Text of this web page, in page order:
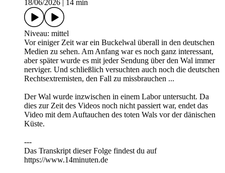
18/06/2026
14 min
Niveau: mittel
Vor einiger Zeit war ein Buckelwal überall in den deutschen
Medien zu sehen. Am Anfang war es noch ganz interessant,
aber später wurde es mit jeder Sendung über den Wal immer
nerviger. Und schließlich versuchten auch noch die deutschen
Rechtsextremisten, den Fall zu missbrauchen ...
Der Wal wurde inzwischen in einem Labor untersucht. Da
dies zur Zeit des Videos noch nicht passiert war, endet das
Video mit dem Auftauchen des toten Wals vor der dänischen
Küste.
---
Das Transkript dieser Folge findest du auf
https://⁠⁠⁠⁠⁠⁠⁠⁠⁠⁠⁠⁠www.14minuten.de